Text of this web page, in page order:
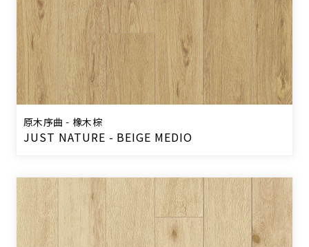
原木序曲 - 橡木棕
JUST NATURE - BEIGE MEDIO